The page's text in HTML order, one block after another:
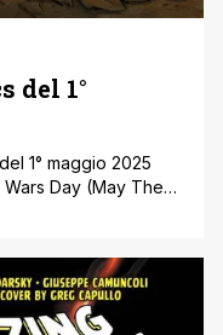
del 1°
1° maggio 2025
Day (May The
il volume per